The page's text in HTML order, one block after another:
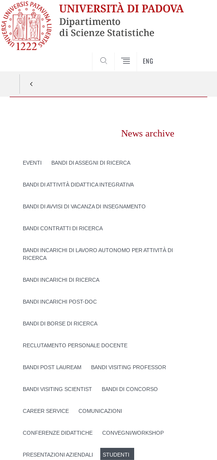
ENG
News archive
EVENTI BANDI DI ASSEGNI DI RICERCA
BANDI DI ATTIVITÀ DIDATTICA INTEGRATIVA
BANDI DI AVVISI DI VACANZA DI INSEGNAMENTO
BANDI CONTRATTI DI RICERCA
BANDI INCARICHI DI LAVORO AUTONOMO PER ATTIVITÀ DI
RICERCA
BANDI INCARICHI DI RICERCA
BANDI INCARICHI POST-DOC
BANDI DI BORSE DI RICERCA
RECLUTAMENTO PERSONALE DOCENTE
BANDI POST LAUREAM BANDI VISITING PROFESSOR
BANDI VISITING SCIENTIST BANDI DI CONCORSO
CAREER SERVICE COMUNICAZIONI
CONFERENZE DIDATTICHE CONVEGNI/WORKSHOP
PRESENTAZIONI AZIENDALI STUDENTI